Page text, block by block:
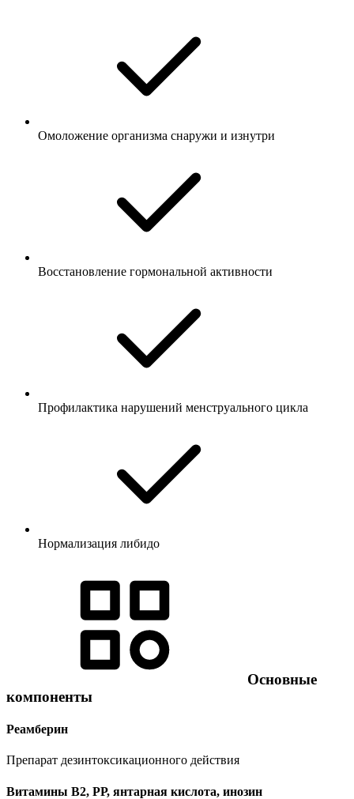
Омоложение организма снаружи и изнутри
Восстановление гормональной активности
Профилактика нарушений менструального цикла
Нормализация либидо
Основные
компоненты
Реамберин
Препарат дезинтоксикационного действия
Витамины В2, РР, янтарная кислота, инозин